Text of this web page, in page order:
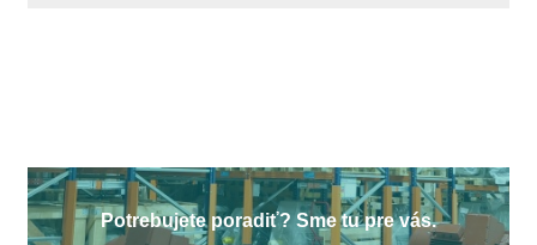
Potrebujete poradiť? Sme tu pre vás.